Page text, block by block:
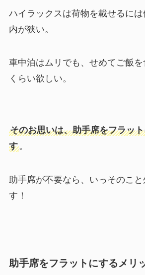
ハイラックスは荷物を載せるに
内が狭い。
車中泊はムリでも、せめてご飯
くらい欲しい。
そのお思いは、助手席をフラッ
す。
助手席が不要なら、いっそのこ
す！
助手席をフラットにするメリ